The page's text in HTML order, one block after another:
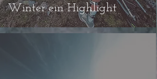
Winter ein Highlight